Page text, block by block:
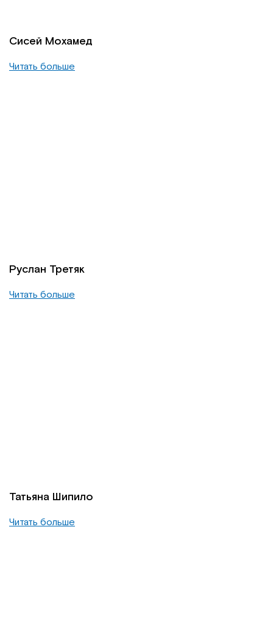
Сисей Мохамед
Читать больше
Руслан Третяк
Читать больше
Татьяна Шипило
Читать больше